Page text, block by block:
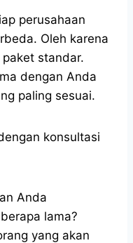
perusahaan
Oleh karena
standar.
dengan Anda
paling sesuai.
konsultasi
Anda
lama?
yang akan